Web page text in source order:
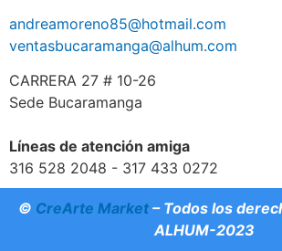
andreamoreno85@hotmail.com
ventasbucaramanga@alhum.com
CARRERA 27 # 10-26
Sede Bucaramanga
Líneas de atención amiga
316 528 2048 - 317 433 0272
© CreArte Market – Todos los
ALHUM-2023